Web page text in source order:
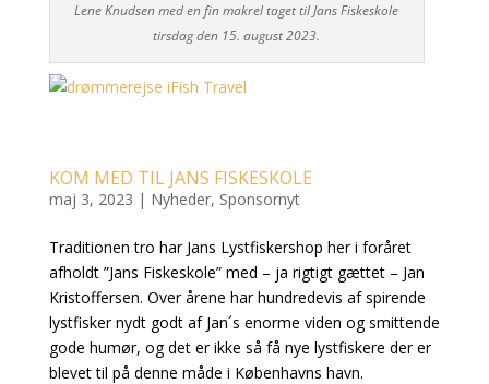
Lene Knudsen med en fin makrel taget til Jans Fiskeskole
tirsdag den 15. august 2023.
KOM MED TIL JANS FISKESKOLE
maj 3, 2023 | Nyheder, Sponsornyt
Traditionen tro har Jans Lystfiskershop her i foråret
afholdt ”Jans Fiskeskole” med – ja rigtigt gættet – Jan
Kristoffersen. Over årene har hundredevis af spirende
lystfisker nydt godt af Jan´s enorme viden og smittende
gode humør, og det er ikke så få nye lystfiskere der er
blevet til på denne måde i Københavns havn.